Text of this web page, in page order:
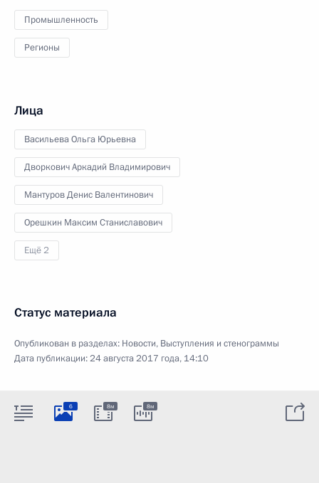
Промышленность
Регионы
Лица
Васильева Ольга Юрьевна
Дворкович Аркадий Владимирович
Мантуров Денис Валентинович
Орешкин Максим Станиславович
Ещё 2
Статус материала
Опубликован в разделах: Новости, Выступления и стенограммы
Дата публикации:24 августа 2017 года, 14:10
6 8м 8м